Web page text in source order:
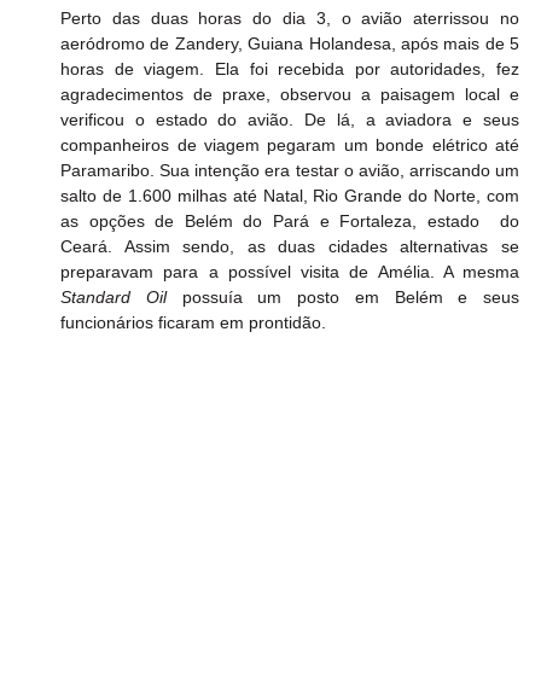
Perto das duas horas do dia 3, o avião aterrissou no
aeródromo de Zandery, Guiana Holandesa, após mais de 5
horas de viagem. Ela foi recebida por autoridades, fez
agradecimentos de praxe, observou a paisagem local e
verificou o estado do avião. De lá, a aviadora e seus
companheiros de viagem pegaram um bonde elétrico até
Paramaribo. Sua intenção era testar o avião, arriscando um
salto de 1.600 milhas até Natal, Rio Grande do Norte, com
as opções de Belém do Pará e Fortaleza, estado  do
Ceará. Assim sendo, as duas cidades alternativas se
Standard Oil possuía um posto em Belém e seus
funcionários ficaram em prontidão.